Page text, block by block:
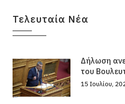
Τελευταία Νέα
Δήλωση
του
15 Ιουλίου,